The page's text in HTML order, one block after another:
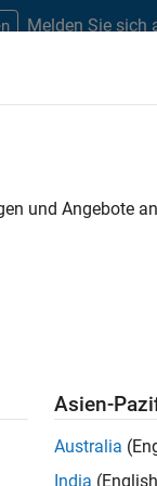
Melden Sie sich
mit
gut
und Angebote
Asien-
Australia
India